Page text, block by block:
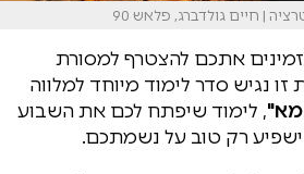
| חיים גולדברג, פלאש 90
אתכם להצטרף למסורת
נגיש סדר לימוד מיוחד למלווה
, לימוד שיפתח לכם את השבוע
ישפיע רק טוב על נשמתכם.